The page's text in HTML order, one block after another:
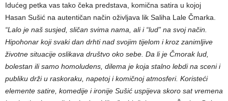
Idućeg petka vas tako čeka predstava, komična satira u kojoj
Hasan Sušić na autentičan način oživljava lik Saliha Lale Čmarka.
“Lalo je naš susjed, sličan svima nama, ali i “lud” na svoj način.
Hipohonar koji svaki dan drhti nad svojim tijelom i kroz zanimljive
životne situacije oslikava društvo oko sebe. Da li je Čmorak lud,
bolestan ili samo homoludens, dilema je koja stalno lebdi na sceni i
publiku drži u raskoraku, napetoj i komičnoj atmosferi. Koristeći
elemente satire, komedije i ironije Sušić uspijeva skoro sat vremena